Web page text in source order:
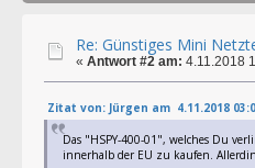
Re: Günstiges Mini
« Antwort #2 am: 4.11.2018
Zitat von: Jürgen am 4.11.2018
Das "HSPY-400-01", welches Du
innerhalb der EU zu kaufen.